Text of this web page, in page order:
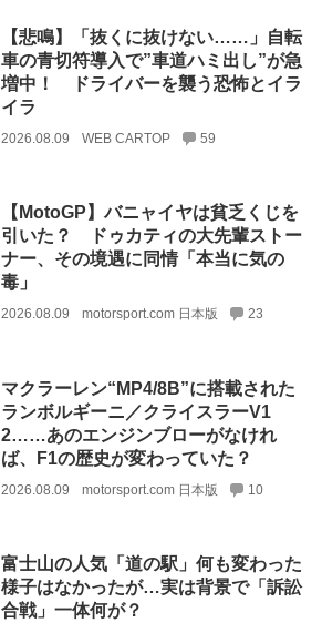
【悲鳴】「抜くに抜けない……」自転
車の青切符導入で”車道ハミ出し”が急
増中！ ドライバーを襲う恐怖とイラ
イラ
2026.08.09 WEB CARTOP 59
【MotoGP】バニャイヤは貧乏くじを
引いた？ ドゥカティの大先輩ストー
ナー、その境遇に同情「本当に気の
毒」
2026.08.09 motorsport.com 日本版 23
マクラーレン“MP4/8B”に搭載された
ランボルギーニ／クライスラーV1
2……あのエンジンブローがなけれ
ば、F1の歴史が変わっていた？
2026.08.09 motorsport.com 日本版 10
富士山の人気「道の駅」何も変わった
様子はなかったが…実は背景で「訴訟
合戦」一体何が？